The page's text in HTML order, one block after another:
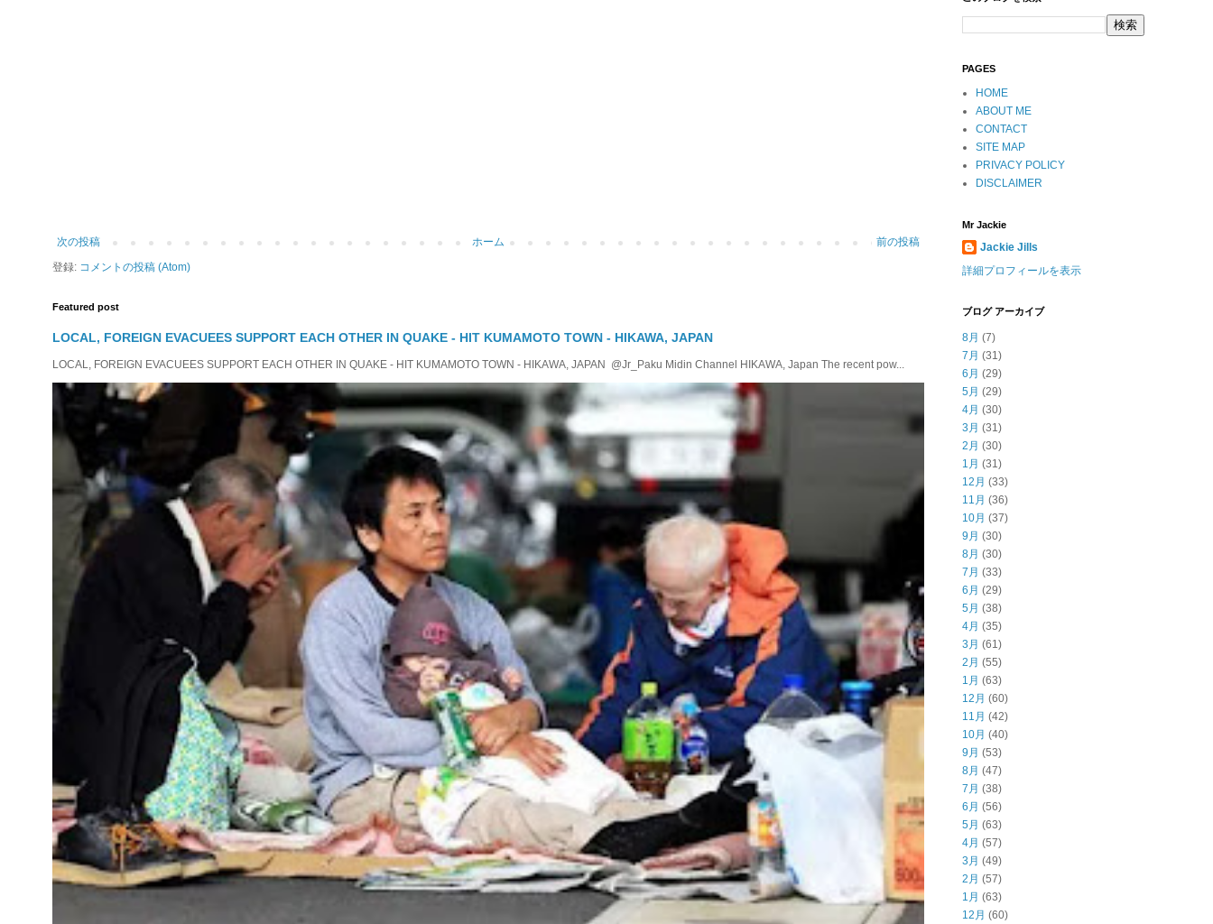
次の投稿 前の投稿
ホーム
登録: コメントの投稿 (Atom)
Featured post
LOCAL, FOREIGN EVACUEES SUPPORT EACH OTHER IN QUAKE - HIT KUMAMOTO TOWN - HIKAWA, JAPAN
LOCAL, FOREIGN EVACUEES SUPPORT EACH OTHER IN QUAKE - HIT KUMAMOTO TOWN - HIKAWA, JAPAN @Jr_Paku Midin Channel HIKAWA, Japan The recent pow...
PAGES
HOME
ABOUT ME
CONTACT
SITE MAP
PRIVACY POLICY
DISCLAIMER
Mr Jackie
Jackie Jills
詳細プロフィールを表示
ブログ アーカイブ
8月 (7)
7月 (31)
6月 (29)
5月 (29)
4月 (30)
3月 (31)
2月 (30)
1月 (31)
12月 (33)
11月 (36)
10月 (37)
9月 (30)
8月 (30)
7月 (33)
6月 (29)
5月 (38)
4月 (35)
3月 (61)
2月 (55)
1月 (63)
12月 (60)
11月 (42)
10月 (40)
9月 (53)
8月 (47)
7月 (38)
6月 (56)
5月 (63)
4月 (57)
3月 (49)
2月 (57)
1月 (63)
12月 (60)